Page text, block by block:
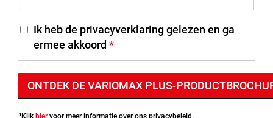
Ik heb de privacyverklaring gelezen en ga
ermee akkoord
¹Klik hier voor meer informatie over ons privacybeleid.